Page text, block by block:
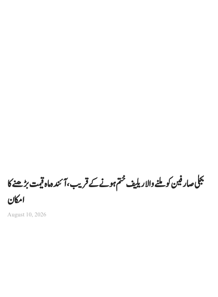
بجلی صارفین کو ملنے والا ریلیف ختم ہونے کے قریب، آئندہ ماہ قیمت بڑھنے کا
امکان
August 10, 2026